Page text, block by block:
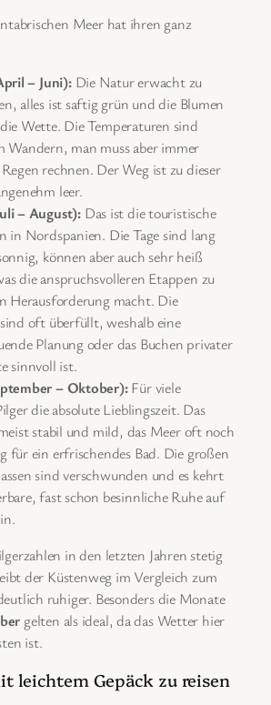
Meer hat ihren ganz
– Juni):Die Natur erwacht zu
alles ist saftig grün und die Blumen
Wette. Die Temperaturen sind
Wandern, man muss aber immer
rechnen. Der Weg ist zu dieser
leer.
– August):Das ist die touristische
in Nordspanien. Die Tage sind lang
können aber auch sehr heiß
die anspruchsvolleren Etappen zu
Herausforderung macht. Die
oft überfüllt, weshalb eine
Planung oder das Buchen privater
sinnvoll ist.
– Oktober):Für viele
die absolute Lieblingszeit. Das
stabil und mild, das Meer oft noch
für ein erfrischendes Bad. Die großen
sind verschwunden und es kehrt
fast schon besinnliche Ruhe auf
in den letzten Jahren stetig
der Küstenweg im Vergleich zum
ruhiger. Besonders die Monate
gelten als ideal, da das Wetter hier
ist.
leichtem Gepäck zu reisen